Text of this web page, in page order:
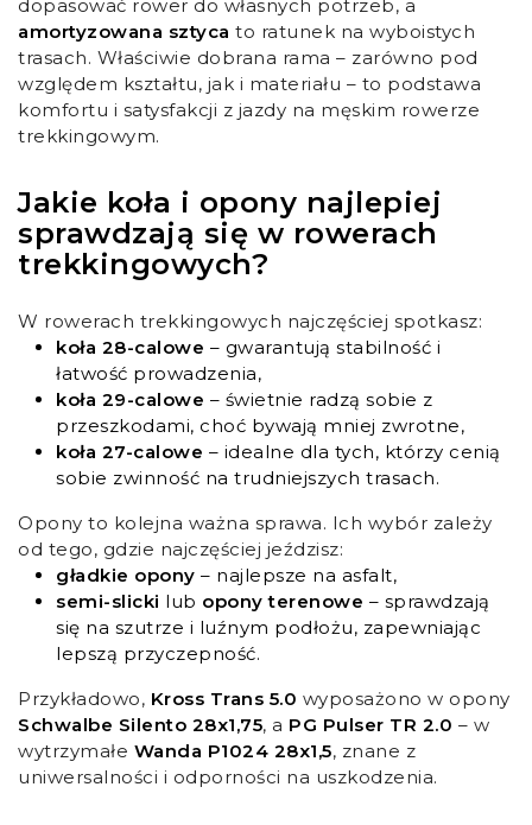
dopasować rower do własnych potrzeb, a
amortyzowana sztyca to ratunek na wyboistych
trasach. Właściwie dobrana rama – zarówno pod
względem kształtu, jak i materiału – to podstawa
komfortu i satysfakcji z jazdy na męskim rowerze
trekkingowym.
Jakie koła i opony najlepiej
sprawdzają się w rowerach
trekkingowych?
W rowerach trekkingowych najczęściej spotkasz:
koła 28-calowe – gwarantują stabilność i
łatwość prowadzenia,
koła 29-calowe – świetnie radzą sobie z
przeszkodami, choć bywają mniej zwrotne,
koła 27-calowe – idealne dla tych, którzy cenią
sobie zwinność na trudniejszych trasach.
Opony to kolejna ważna sprawa. Ich wybór zależy
od tego, gdzie najczęściej jeździsz:
gładkie opony – najlepsze na asfalt,
semi-slicki lub opony terenowe – sprawdzają
się na szutrze i luźnym podłożu, zapewniając
lepszą przyczepność.
Przykładowo, Kross Trans 5.0 wyposażono w opony
Schwalbe Silento 28x1,75, a PG Pulser TR 2.0 – w
wytrzymałe Wanda P1024 28x1,5, znane z
uniwersalności i odporności na uszkodzenia.